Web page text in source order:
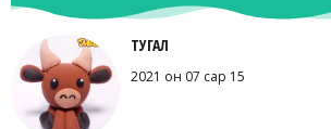
ТУГАЛ
2021 он 07 сар 15